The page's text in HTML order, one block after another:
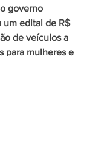
governo
um edital de R$
de veículos a
para mulheres e